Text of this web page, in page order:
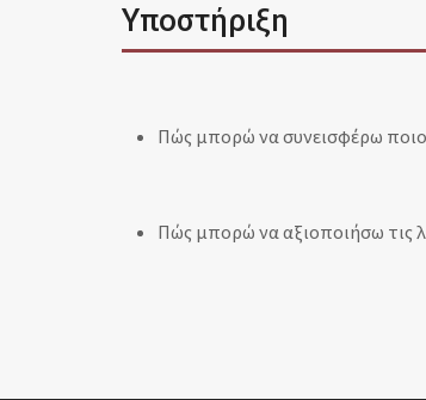
Υποστήριξη
Πώς μπορώ να συνεισφέρω
Πώς μπορώ να αξιοποιήσω τις